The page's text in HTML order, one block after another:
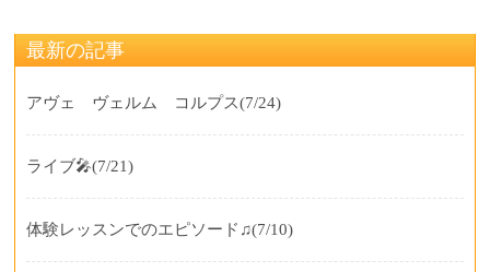
最新の記事
アヴェ ヴェルム コルプス(7/24)
ライブ🎤(7/21)
体験レッスンでのエピソード♫(7/10)